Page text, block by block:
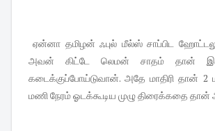
ஏன்னா தமிழன் ஃபுல் மீல்ஸ் சாப்பிட
அவன் கிட்டே லெமன் சாதம் தான்
கடைக்குப்போய்டுவான். அதே மாதிரி தான் 2
மணி நேரம் ஓடக்கூடிய முழு திரைக்கதை